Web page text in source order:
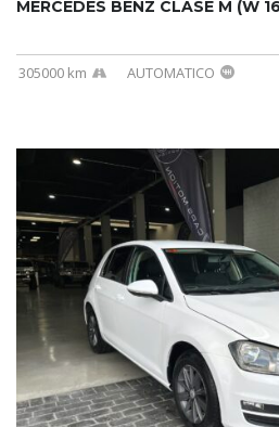
305000 km AUTOMATICO